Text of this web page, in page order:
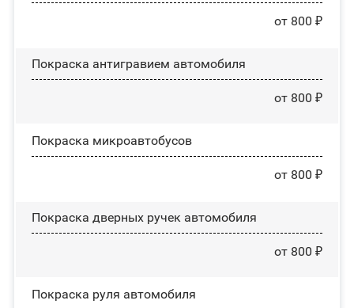
от 800 ₽
Покраска антигравием автомобиля
от 800 ₽
Покраска микроавтобусов
от 800 ₽
Покраска дверных ручек автомобиля
от 800 ₽
Покраска руля автомобиля